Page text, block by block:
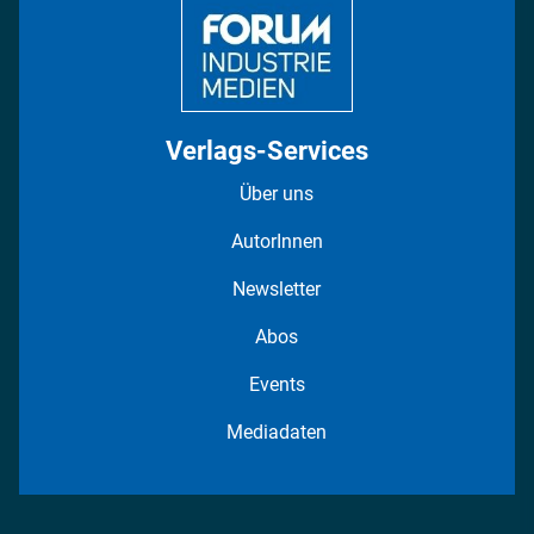
Verlags-Services
Über uns
AutorInnen
Newsletter
Abos
Events
Mediadaten